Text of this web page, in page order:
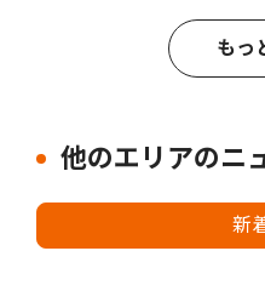
もっ
他のエリアのニ
新